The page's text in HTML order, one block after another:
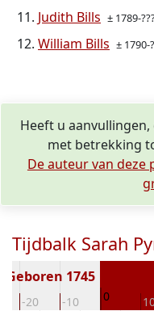
Judith Bills ± 1789-
William Bills ± 1790-
Heeft u
met betrekking
De auteur van
Tijdbalk Sarah
-20 -10 0
Geboren 1745